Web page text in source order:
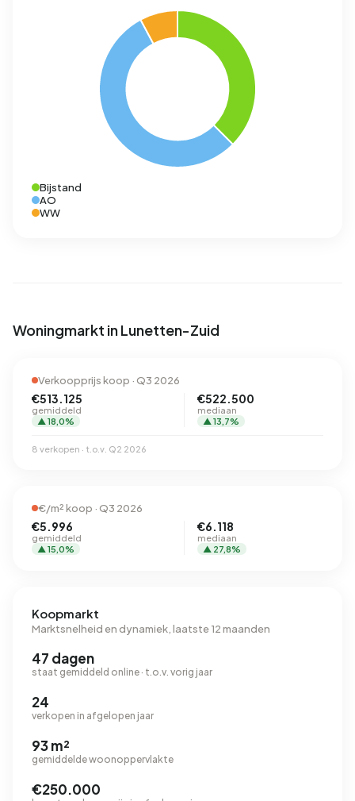
Bijstand
AO
WW
Woningmarkt in Lunetten-Zuid
Verkoopprijs koop · Q3 2026
€513.125
gemiddeld
▲ 18,0%
€522.500
mediaan
▲ 13,7%
8 verkopen · t.o.v. Q2 2026
€/m² koop · Q3 2026
€5.996
gemiddeld
▲ 15,0%
€6.118
mediaan
▲ 27,8%
Koopmarkt
Marktsnelheid en dynamiek, laatste 12 maanden
47 dagen
staat gemiddeld online · t.o.v. vorig jaar
24
verkopen in afgelopen jaar
93 m²
gemiddelde woonoppervlakte
€250.000